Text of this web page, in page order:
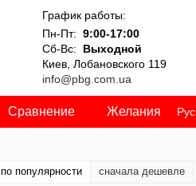
График работы:
Пн-Пт: 9:00-17:00
Сб-Вс: Выходной
Киев, Лобановского 119
info@pbg.com.ua
Сравнение Желания Рус
по популярности сначала дешевле